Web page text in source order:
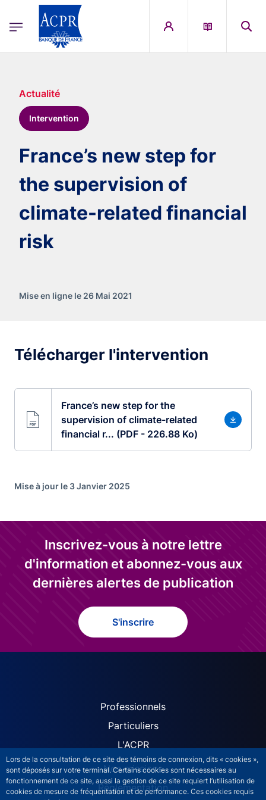
Lors de la consultation de ce site des témoins de connexion, dits « cookies »,
sont déposés sur votre terminal. Certains cookies sont nécessaires au
fonctionnement de ce site, aussi la gestion de ce site requiert l’utilisation de
cookies de mesure de fréquentation et de performance. Ces cookies requis
ACPR Menu Principal (French)
Actualité
Intervention
France’s new step for
the supervision of
climate-related financial
risk
Mise en ligne le 26 Mai 2021
Télécharger l'intervention
France’s new step for the
supervision of climate-related
financial r... (PDF - 226.88 Ko)
Mise à jour le 3 Janvier 2025
Inscrivez-vous à notre lettre
d'information et abonnez-vous aux
dernières alertes de publication
S'inscrire
ACPR site navigation
Professionnels
Particuliers
L'ACPR
Nos missions
Réglementation